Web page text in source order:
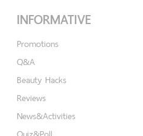
INFORMATIVE
Promotions
Q&A
Beauty Hacks
Reviews
News&Activities